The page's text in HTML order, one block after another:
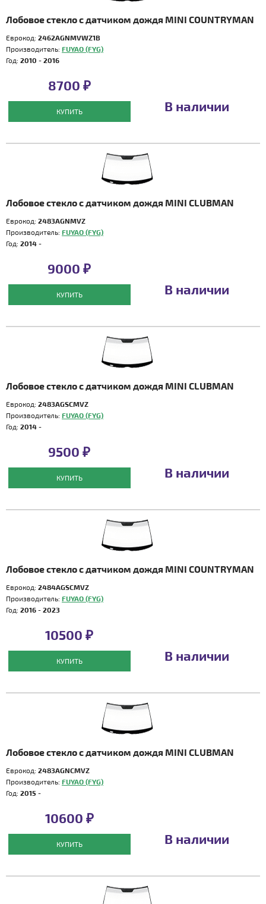
Лобовое стекло с датчиком дождя MINI COUNTRYMAN
Еврокод: 2462AGNMVWZ1B
Производитель: FUYAO (FYG)
Год: 2010 - 2016
8700 ₽
КУПИТЬ В наличии
Лобовое стекло с датчиком дождя MINI CLUBMAN
Еврокод: 2483AGNMVZ
Производитель: FUYAO (FYG)
Год: 2014 -
9000 ₽
КУПИТЬ В наличии
Лобовое стекло с датчиком дождя MINI CLUBMAN
Еврокод: 2483AGSCMVZ
Производитель: FUYAO (FYG)
Год: 2014 -
9500 ₽
КУПИТЬ В наличии
Лобовое стекло с датчиком дождя MINI COUNTRYMAN
Еврокод: 2484AGSCMVZ
Производитель: FUYAO (FYG)
Год: 2016 - 2023
10500 ₽
КУПИТЬ В наличии
Лобовое стекло с датчиком дождя MINI CLUBMAN
Еврокод: 2483AGNCMVZ
Производитель: FUYAO (FYG)
Год: 2015 -
10600 ₽
КУПИТЬ В наличии